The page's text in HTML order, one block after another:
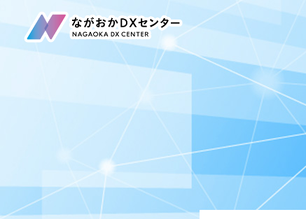
事業内容
賛同団体・サポート企業一覧
ブログ
アクセス